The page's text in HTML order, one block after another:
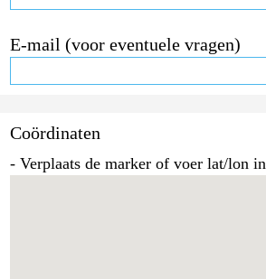
E-mail (voor eventuele vragen)
Coördinaten
- Verplaats de marker of voer lat/lon in